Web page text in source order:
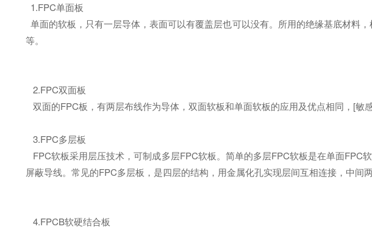
1.FPC单面板
单面的软板，只有一层导体，表面可以有覆盖层也可以没有。所用的绝缘基底材料
等。
2.FPC双面板
双面的FPC板，有两层布线作为导体，双面软板和单面软板的应用及优点相同，[敏
3.FPC多层板
FPC软板采用层压技术，可制成多层FPC软板。简单的多层FPC软板是在单面
屏蔽导线。常见的FPC多层板，是四层的结构，用金属化孔实现层间互相连接，中间
4.FPCB软硬结合板